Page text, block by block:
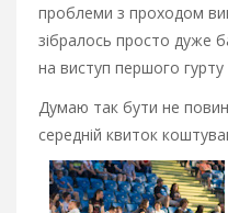
проблеми з проходом
зібралось просто дуже
на виступ першого
Думаю так бути не
середній квиток